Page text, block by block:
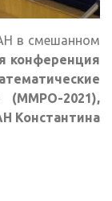
в смешанном
конференция
(ММРО-2021),
Константина